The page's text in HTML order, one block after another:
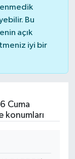
Bu
açık
iyi bir
Cuma